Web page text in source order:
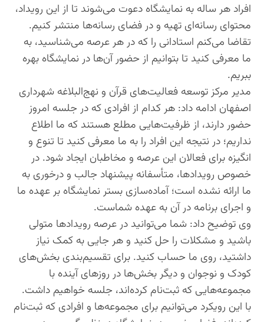
افراد هر ساله به نمایشگاه دعوت می‌شوند تا از این رویداد،
محتوای رسانه‌ای تهیه و در فضای رسانه‌ها منتشر کنیم.
تقاضا می‌کنم استادانی را که در هر عرصه‌ می‌شناسید، به
ما معرفی کنید تا بتوانیم از حضور آن‌ها در نمایشگاه بهره
ببریم.
مدیر مرکز توسعه فعالیت‌های قرآن و نهج‌البلاغه شهرداری
اصفهان ادامه داد: هر کدام از افرادی که در جلسه امروز
حضور دارند، از ظرفیت‌هایی مطلع هستند که ما اطلاع
نداریم؛ در نتیجه این افراد را به ما معرفی کنید تا تنوع و
انگیزه برای فعالان این عرصه و مخاطبان ایجاد شود. در
خصوص رویدادها، متأسفانه پیشنهاد جالب و درخوری به
ما ارائه نشده است؛ آماده‌سازی بستر نمایشگاه بر عهده ما
و اجرای برنامه در آن به عهده شماست.
وی توضیح داد: شما می‌توانید در عرصه رویدادها متولی
باشید و مشکلات را حل کنید و هر جایی به کمک نیاز
داشتید، روی ما حساب کنید. برای تقسیم‎‌بندی‌ بخش‌های
کودک و نوجوان و دیگر بخش‌ها در روزهای آینده با
مجموعه‌هایی که ثبت‌نام کرده‌اند، جلسه خواهیم داشت.
با این رویکرد می‌توانیم برای مجموعه‌ها و افرادی که ثبت‌نام